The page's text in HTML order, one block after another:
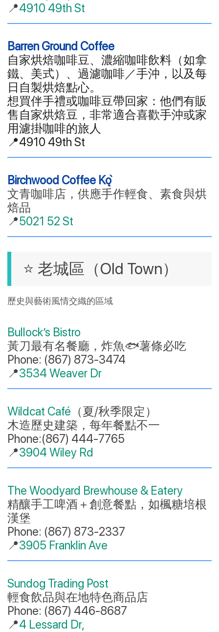
📍4910 49th St
Barren Ground Coffee
自家烘焙咖啡豆、濃縮咖啡飲料（如拿
鐵、美式）、過濾咖啡／手沖，以及每
日自製烘焙點心。
想買伴手禮或咖啡豆帶回家：他們有販
售自家烘焙豆，非常適合喜歡手沖或家
用濾掛咖啡的旅人
📍4910 49th St
Birchwood Coffee Kǫ̀
文青咖啡店，供應手作輕食、素食與烘
焙品
📍5021 52 St
⭐ 老城區（Old Town）
歷史與藝術風情交織的區域
Bullock’s Bistro
黃刀最有名餐廳，炸魚🐟薯條必吃
Phone: (867) 873-3474
📍3534 Weaver Dr
Wildcat Café （夏/秋季限定）
木造歷史建築，每年餐點不一
Phone:(867) 444-7765
📍3904 Wiley Rd
The Woodyard Brewhouse & Eatery
精釀手工啤酒＋創意餐點，如楓糖培根
漢堡
Phone: (867) 873-2337
📍3905 Franklin Ave
Sundog Trading Post
輕食飲品與在地特色商品店
Phone: (867) 446-8687
📍4 Lessard Dr,